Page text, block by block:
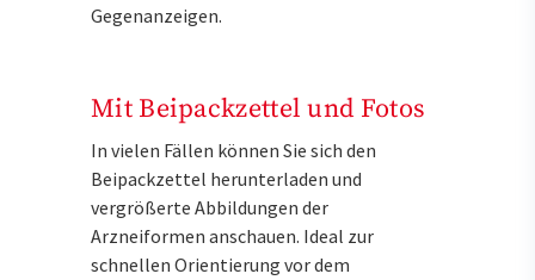
Gegenanzeigen.
Mit Beipackzettel und Fotos
In vielen Fällen können Sie sich den
Beipackzettel herunterladen und
vergrößerte Abbildungen der
Arzneiformen anschauen. Ideal zur
schnellen Orientierung vor dem